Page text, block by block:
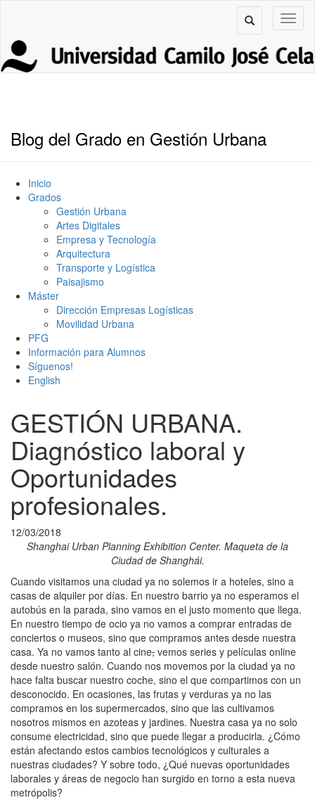
Blog del Grado en Gestión Urbana
Inicio
Grados
Gestión Urbana
Artes Digitales
Empresa y Tecnología
Arquitectura
Transporte y Logística
Paisajismo
Máster
Dirección Empresas Logísticas
Movilidad Urbana
PFG
Información para Alumnos
Síguenos!
English
GESTIÓN URBANA.
Diagnóstico laboral y
Oportunidades
profesionales.
12/03/2018
Shanghai Urban Planning Exhibition Center. Maqueta de la
Ciudad de Shanghái.
Cuando visitamos una ciudad ya no solemos ir a hoteles, sino a
casas de alquiler por días. En nuestro barrio ya no esperamos el
autobús en la parada, sino vamos en el justo momento que llega.
En nuestro tiempo de ocio ya no vamos a comprar entradas de
conciertos o museos, sino que compramos antes desde nuestra
casa. Ya no vamos tanto al cine, vemos series y películas online
desde nuestro salón. Cuando nos movemos por la ciudad ya no
hace falta buscar nuestro coche, sino el que compartimos con un
desconocido. En ocasiones, las frutas y verduras ya no las
compramos en los supermercados, sino que las cultivamos
nosotros mismos en azoteas y jardines. Nuestra casa ya no solo
consume electricidad, sino que puede llegar a producirla. ¿Cómo
están afectando estos cambios tecnológicos y culturales a
nuestras ciudades? Y sobre todo, ¿Qué nuevas oportunidades
laborales y áreas de negocio han surgido en torno a esta nueva
metrópolis?